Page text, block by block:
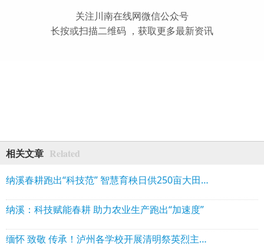
关注川南在线网微信公众号
长按或扫描二维码 ，获取更多最新资讯
相关文章 Related
纳溪春耕跑出“科技范” 智慧育秧日供250亩大田用秧
纳溪：科技赋能春耕 助力农业生产跑出“加速度”
缅怀 致敬 传承！泸州各学校开展清明祭英烈主题系列活动